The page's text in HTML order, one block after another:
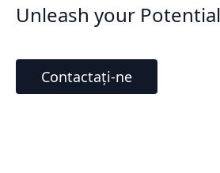
Unleash your
Contactați-ne